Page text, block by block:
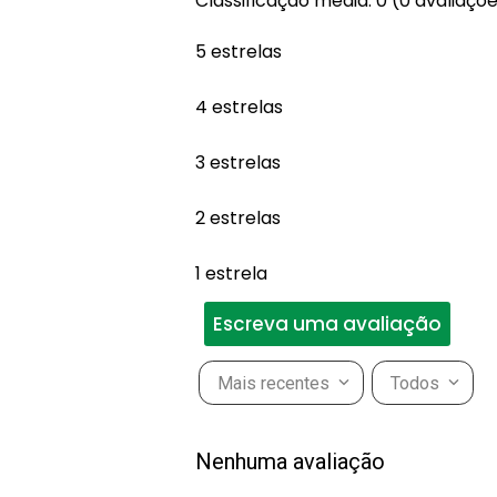
5 estrelas
4 estrelas
3 estrelas
2 estrelas
1 estrela
Escreva uma avaliação
Mais recentes Todos
Nenhuma avaliação